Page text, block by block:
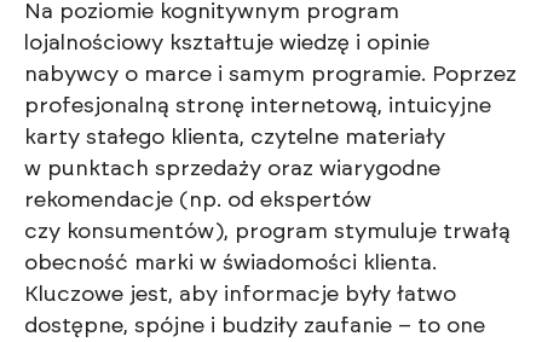
Na poziomie kognitywnym program
lojalnościowy kształtuje wiedzę i opinie
nabywcy o marce i samym programie. Poprzez
profesjonalną stronę internetową, intuicyjne
karty stałego klienta, czytelne materiały
w punktach sprzedaży oraz wiarygodne
rekomendacje (np. od ekspertów
czy konsumentów), program stymuluje trwałą
obecność marki w świadomości klienta.
Kluczowe jest, aby informacje były łatwo
dostępne, spójne i budziły zaufanie – to one